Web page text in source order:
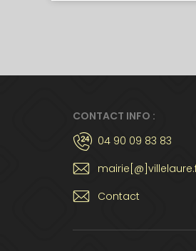
CONTACT INFO :
04 90 09 83 83
Contact